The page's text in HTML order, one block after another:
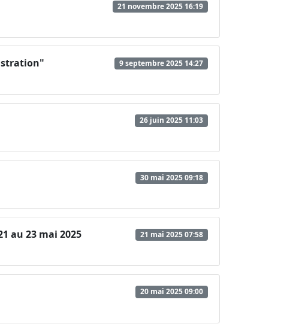
21 novembre 2025 16:19
9 septembre 2025 14:27
26 juin 2025 11:03
30 mai 2025 09:18
au 23 mai 2025 21 mai 2025 07:58
20 mai 2025 09:00